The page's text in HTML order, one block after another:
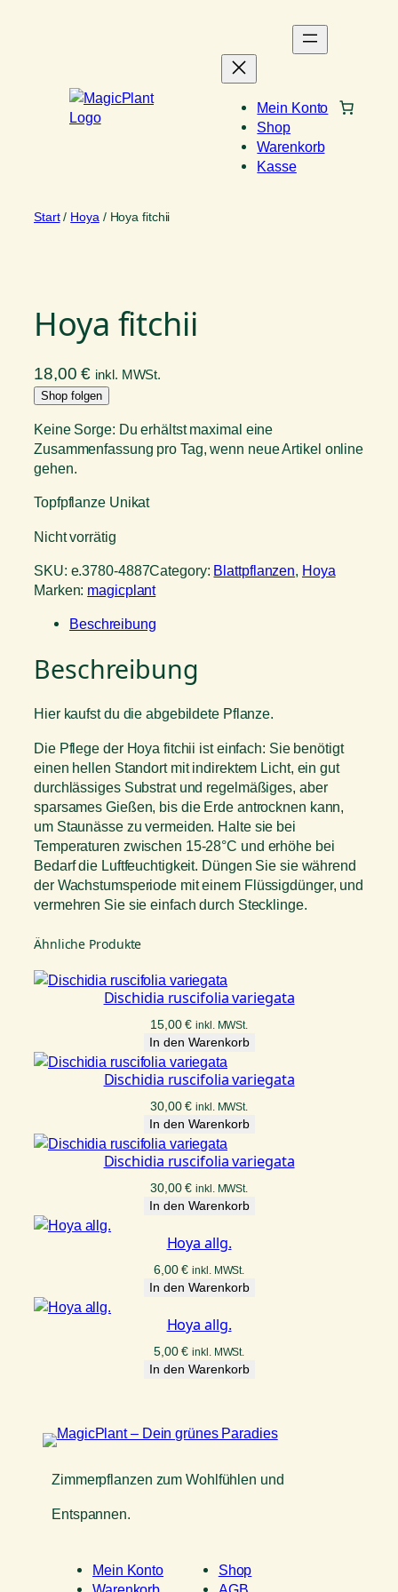
Mein Konto
Shop
Warenkorb
Kasse
Start/ Hoya / Hoya fitchii
Hoya fitchii
18,00€ inkl. MWSt.
Shop folgen
Keine Sorge: Du erhältst maximal eine
Zusammenfassung pro Tag, wenn neue Artikel online
gehen.
Topfpflanze Unikat
Nicht vorrätig
SKU: e.3780-4887Category: Blattpflanzen, Hoya
Marken: magicplant
Beschreibung
Beschreibung
Hier kaufst du die abgebildete Pflanze.
Die Pflege der Hoya fitchii ist einfach: Sie benötigt
einen hellen Standort mit indirektem Licht, ein gut
durchlässiges Substrat und regelmäßiges, aber
sparsames Gießen, bis die Erde antrocknen kann,
um Staunässe zu vermeiden. Halte sie bei
Temperaturen zwischen 15-28°C und erhöhe bei
Bedarf die Luftfeuchtigkeit. Düngen Sie sie während
der Wachstumsperiode mit einem Flüssigdünger, und
vermehren Sie sie einfach durch Stecklinge.
Ähnliche Produkte
Dischidia ruscifolia variegata
15,00€ inkl. MWSt.
In den Warenkorb
Dischidia ruscifolia variegata
30,00€ inkl. MWSt.
In den Warenkorb
Dischidia ruscifolia variegata
30,00€ inkl. MWSt.
In den Warenkorb
Hoya allg.
6,00€ inkl. MWSt.
In den Warenkorb
Hoya allg.
5,00€ inkl. MWSt.
In den Warenkorb
Zimmerpflanzen zum Wohlfühlen und
Entspannen.
Mein Konto
Shop